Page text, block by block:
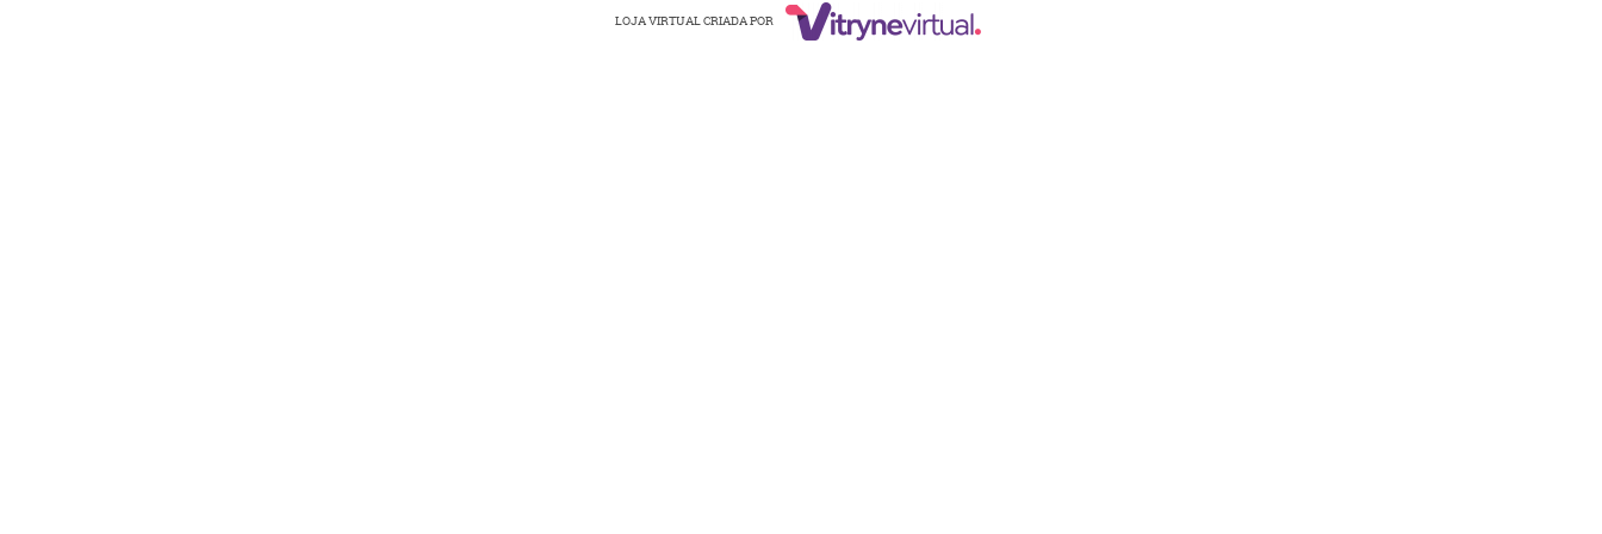
LOJA VIRTUAL CRIADA POR